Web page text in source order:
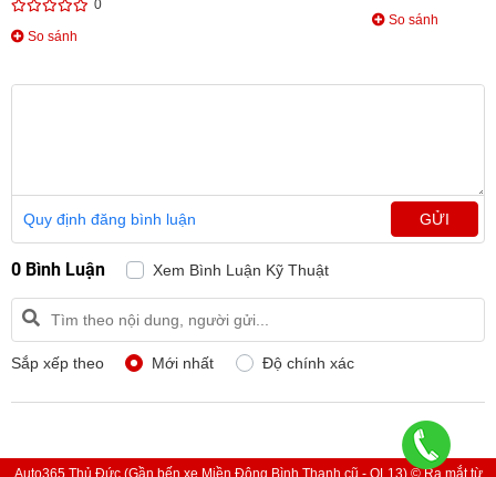
0
So sánh
So sánh
Quy định đăng bình luận GỬI
0 Bình Luận Xem Bình Luận Kỹ Thuật
Sắp xếp theo Mới nhất Độ chính xác